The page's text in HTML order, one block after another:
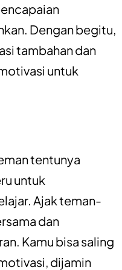
Dengan begitu,
tambahan dan
untuk
tentunya
untuk
Ajak teman-
dan
Kamu bisa saling
dijamin